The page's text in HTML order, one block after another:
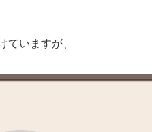
ていますが、